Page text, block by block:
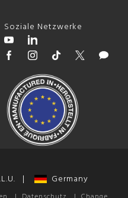
Soziale Netzwerke
| Germany